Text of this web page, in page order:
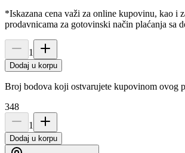
*Iskazana cena važi za online kupovinu, kao i
prodavnicama za gotovinski način plaćanja sa
1
Dodaj u korpu
Broj bodova koji ostvarujete kupovinom ovog
348
1
Dodaj u korpu